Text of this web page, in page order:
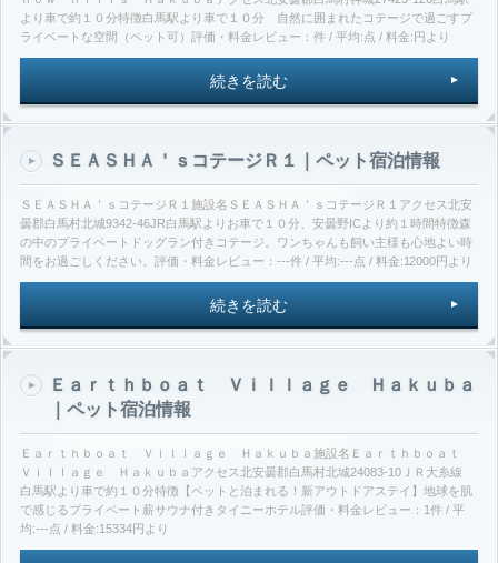
より車で約１０分特徴白馬駅より車で１０分 自然に囲まれたコテージで過ごすプ
ライベートな空間（ペット可）評価・料金レビュー：件 / 平均:点 / 料金:円より
続きを読む
ＳＥＡＳＨＡ＇ｓコテージＲ１｜ペット宿泊情報
ＳＥＡＳＨＡ＇ｓコテージＲ１施設名ＳＥＡＳＨＡ＇ｓコテージＲ１アクセス北安
曇郡白馬村北城9342-46JR白馬駅よりお車で１０分、安曇野ICより約１時間特徴森
の中のプライベートドッグラン付きコテージ。ワンちゃんも飼い主様も心地よい時
間をお過ごしください。評価・料金レビュー：---件 / 平均:---点 / 料金:12000円より
続きを読む
Ｅａｒｔｈｂｏａｔ Ｖｉｌｌａｇｅ Ｈａｋｕｂａ
｜ペット宿泊情報
Ｅａｒｔｈｂｏａｔ Ｖｉｌｌａｇｅ Ｈａｋｕｂａ施設名Ｅａｒｔｈｂｏａｔ
Ｖｉｌｌａｇｅ Ｈａｋｕｂａアクセス北安曇郡白馬村北城24083-10ＪＲ大糸線
白馬駅より車で約１０分特徴【ペットと泊まれる！新アウトドアステイ】地球を肌
で感じるプライベート薪サウナ付きタイニーホテル評価・料金レビュー：1件 / 平
均:---点 / 料金:15334円より